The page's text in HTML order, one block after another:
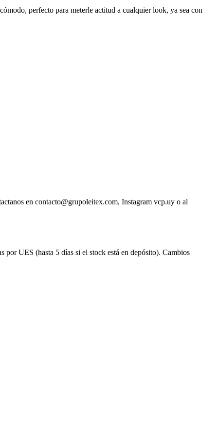
perfecto para meterle actitud a cualquier look, ya sea con
en contacto@grupoleitex.com, Instagram vcp.uy o al
UES (hasta 5 días si el stock está en depósito). Cambios